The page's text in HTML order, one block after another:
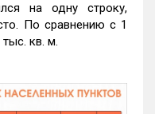
на одну строку,
По сравнению с 1
кв. м.